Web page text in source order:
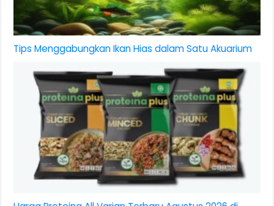
Tips Menggabungkan Ikan Hias dalam Satu Akuarium